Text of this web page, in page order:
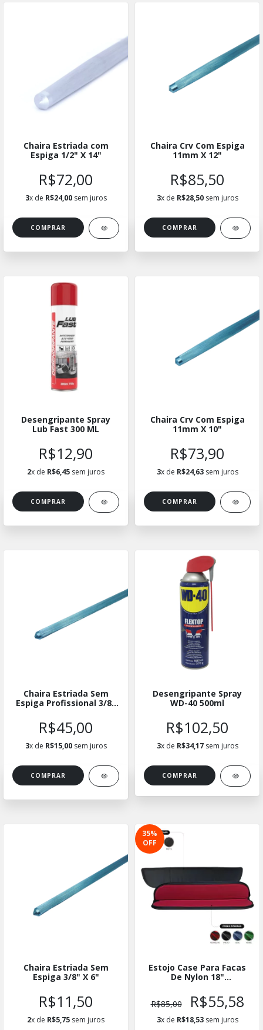
Chaira Estriada com
Espiga 1/2" X 14"
R$72,00
3x de R$24,00sem juros
Chaira Crv Com Espiga
11mm X 12"
R$85,50
3x de R$28,50sem juros
Desengripante Spray
Lub Fast 300 ML
R$12,90
2x de R$6,45 sem juros
Chaira Crv Com Espiga
11mm X 10"
R$73,90
3x de R$24,63sem juros
Chaira Estriada Sem
Espiga Profissional 3/8"
R$45,00
3x de R$15,00sem juros
Desengripante Spray
WD-40 500ml
R$102,50
3x de R$34,17sem juros
COMPRAR
Chaira Estriada Sem
Espiga 3/8" X 6"
R$11,50
2x de R$5,75 sem juros
35%
OFF
Estojo Case Para Facas
De Nylon 18"
R$85,00
R$55,58
3x de R$18,53sem juros